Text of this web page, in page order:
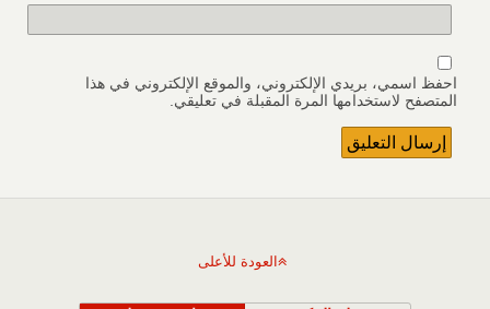
احفظ اسمي، بريدي الإلكتروني، والموقع الإلكتروني في هذا
المتصفح لاستخدامها المرة المقبلة في تعليقي.
العودة للأعلى